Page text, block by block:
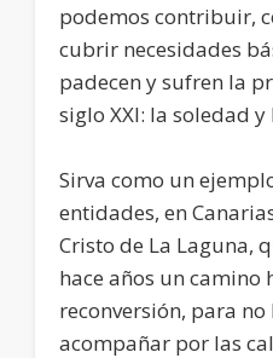
podemos contribuir,
cubrir necesidades
padecen y sufren la
siglo XXI: la soledad
Sirva como un
entidades, en
Cristo de La Laguna,
hace años un camino
reconversión, para
acompañar por las